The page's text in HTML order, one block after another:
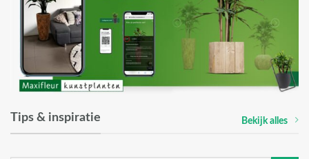
Tips & inspiratie Bekijk alles